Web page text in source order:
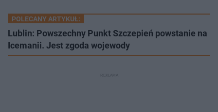
POLECANY ARTYKUŁ:
Lublin: Powszechny Punkt Szczepień powstanie na
Icemanii. Jest zgoda wojewody